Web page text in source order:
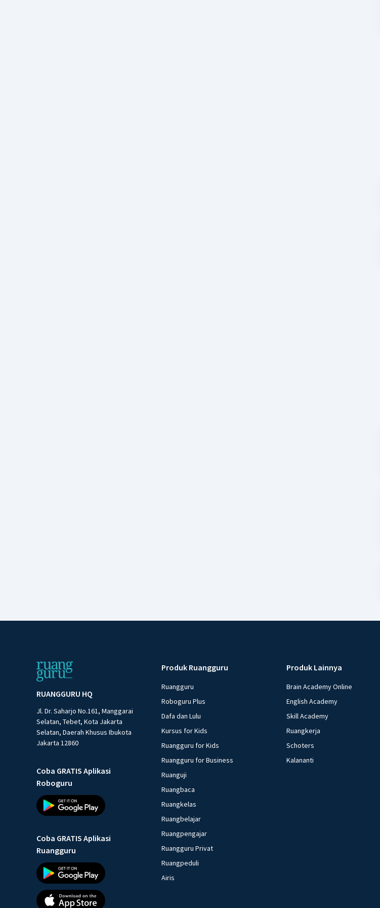
RUANGGURU HQ
Jl. Dr. Saharjo No.161, Manggarai
Selatan, Tebet, Kota Jakarta
Selatan, Daerah Khusus Ibukota
Jakarta 12860
Coba GRATIS Aplikasi
Roboguru
Coba GRATIS Aplikasi
Ruangguru
Produk Ruangguru
Ruangguru
Roboguru Plus
Dafa dan Lulu
Kursus for Kids
Ruangguru for Kids
Ruangguru for Business
Ruanguji
Ruangbaca
Ruangkelas
Ruangbelajar
Ruangpengajar
Ruangguru Privat
Ruangpeduli
Airis
Produk Lainnya
Brain Academy Online
English Academy
Skill Academy
Ruangkerja
Schoters
Kalananti